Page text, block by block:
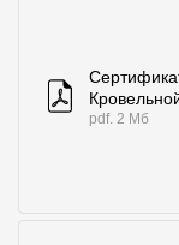
pdf. 2 Мб